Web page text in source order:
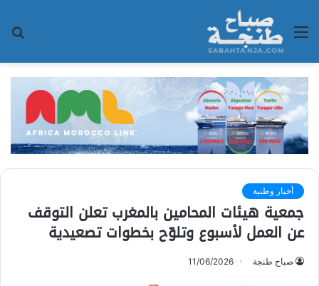
القائمة
أخبار وطنية
جمعية هيئات المحامين بالمغرب تعلن التوقف
عن العمل لأسبوع وتلوّح بخطوات تصعيدية
صباح طنجة 11/06/2026